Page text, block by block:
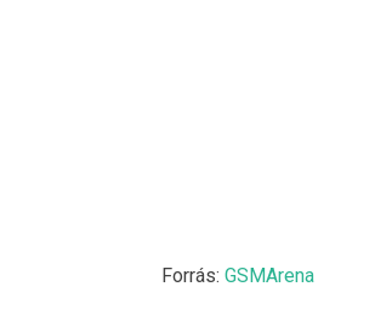
Forrás: GSMArena